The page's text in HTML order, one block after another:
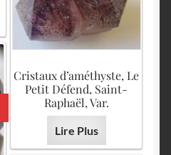
Cristaux d’améthyste, Le
Petit Défend, Saint-
Raphaël, Var.
Lire Plus